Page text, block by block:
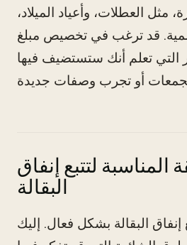
مثل العطلات، وأعياد الميلاد،
قد ترغب في تخصيص مبلغ
التي تعلم أنك ستستضيف فيها
المناسبة لتتبع إنفاق
البقالة
البقالة بشكل فعال. إليك